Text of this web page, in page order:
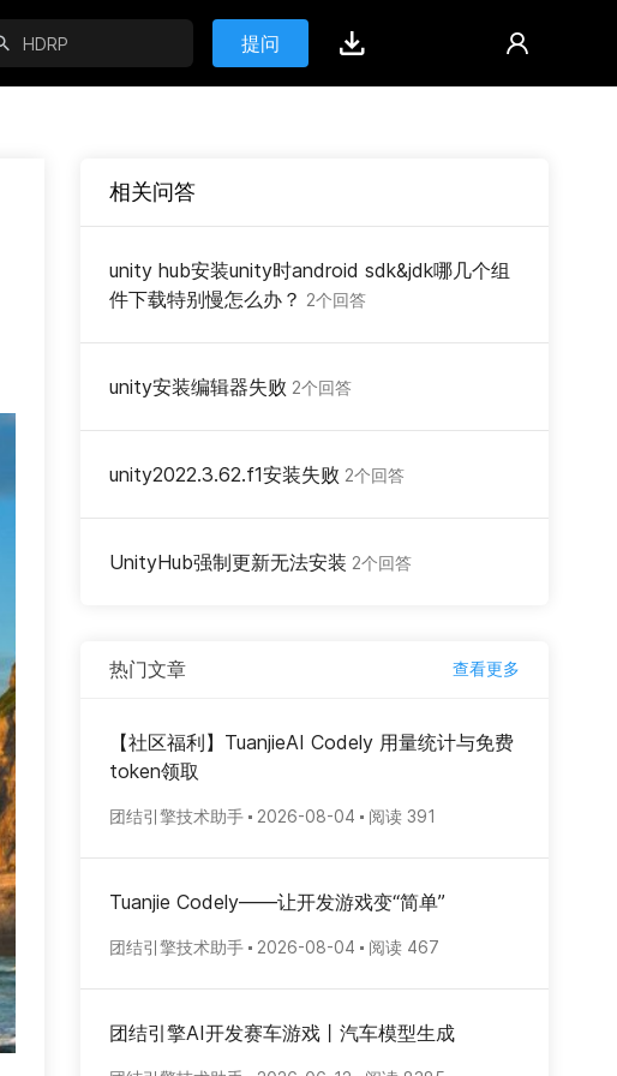
提问
相关问答
unity hub安装unity时android sdk&jdk哪几个组
件下载特别慢怎么办？ 2个回答
unity安装编辑器失败 2个回答
unity2022.3.62.f1安装失败 2个回答
UnityHub强制更新无法安装 2个回答
热门文章 查看更多
【社区福利】TuanjieAI Codely 用量统计与免费
token领取
团结引擎技术助手 2026-08-04 阅读 391
Tuanjie Codely——让开发游戏变“简单”
团结引擎技术助手 2026-08-04 阅读 467
团结引擎AI开发赛车游戏丨汽车模型生成